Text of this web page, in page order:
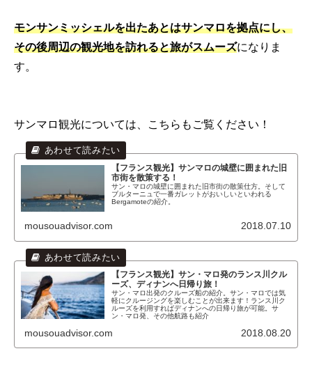
モンサンミッシェルを出たあとはサンマロを拠点にし、
その後周辺の観光地を訪れると旅がスムーズになりま
す。
サンマロ観光については、こちらもご覧ください！
【フランス観光】サンマロの城壁に囲まれた旧
市街を散策する！
サン・マロの城壁に囲まれた旧市街の散策仕方。そして
ブルターニュで一番ガレットがおいしいといわれる
Bergamoteの紹介。
mousouadvisor.com 2018.07.10
【フランス観光】サン・マロ発のランス川クル
ーズ、ディナンへ日帰り旅！
サン・マロ出発のクルーズ船の紹介。サン・マロでは気
軽にクルージングを楽しむことが出来ます！ランス川ク
ルーズを利用すればディナンへの日帰り旅が可能。サ
ン・マロ発、その他航路も紹介
mousouadvisor.com 2018.08.20